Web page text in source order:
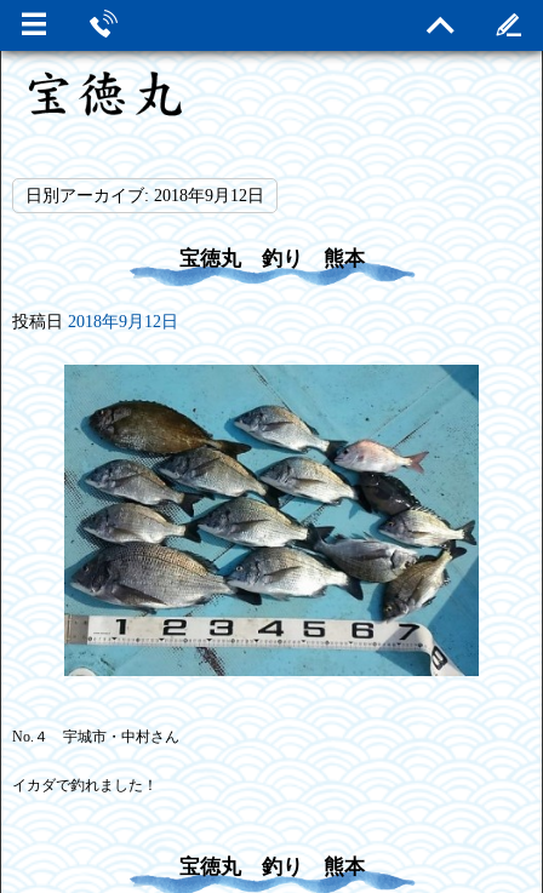
日別アーカイブ:2018年9月12日
宝徳丸 釣り 熊本
投稿日 2018年9月12日
No.４ 宇城市・中村さん
イカダで釣れました！
宝徳丸 釣り 熊本